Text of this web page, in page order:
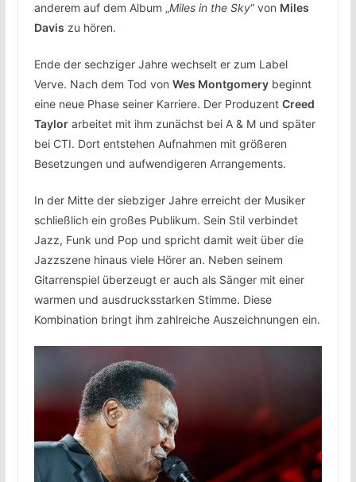
anderem auf dem Album „Miles in the Sky“ von Miles
Davis zu hören.
Ende der sechziger Jahre wechselt er zum Label
Verve. Nach dem Tod von Wes Montgomerybeginnt
eine neue Phase seiner Karriere. Der Produzent Creed
Taylorarbeitet mit ihm zunächst bei A & M und später
bei CTI. Dort entstehen Aufnahmen mit größeren
Besetzungen und aufwendigeren Arrangements.
In der Mitte der siebziger Jahre erreicht der Musiker
schließlich ein großes Publikum. Sein Stil verbindet
Jazz, Funk und Pop und spricht damit weit über die
Jazzszene hinaus viele Hörer an. Neben seinem
Gitarrenspiel überzeugt er auch als Sänger mit einer
warmen und ausdrucksstarken Stimme. Diese
Kombination bringt ihm zahlreiche Auszeichnungen ein.